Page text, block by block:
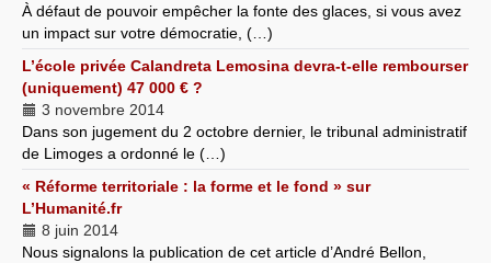
À défaut de pouvoir empêcher la fonte des glaces, si vous avez
un impact sur votre démocratie, (…)
L’école privée Calandreta Lemosina devra-t-elle rembourser
(uniquement) 47 000 € ?
3 novembre 2014
Dans son jugement du 2 octobre dernier, le tribunal administratif
de Limoges a ordonné le (…)
« Réforme territoriale : la forme et le fond » sur
L’Humanité.fr
8 juin 2014
Nous signalons la publication de cet article d’André Bellon,